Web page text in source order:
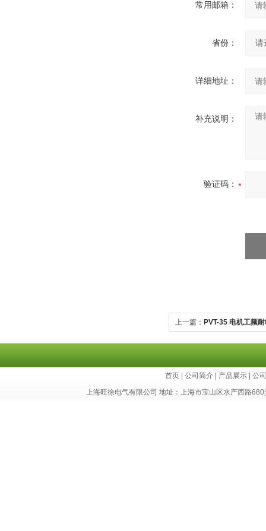
常用邮箱：
省份：
详细地址：
补充说明：
验证码：
上一篇： PVT-35 电机工频
首页 |公司简介 产品展示 |公
上海旺徐电气有限公司 地址：上海市宝山区水产西路